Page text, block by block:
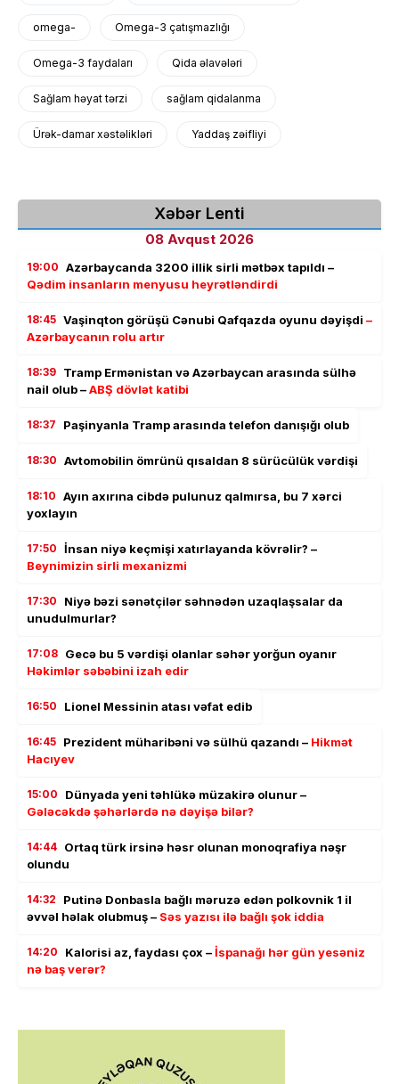
omega- Omega-3 çatışmazlığı
Omega-3 faydaları Qida əlavələri
Sağlam həyat tərzi sağlam qidalanma
Ürək-damar xəstəlikləri Yaddaş zəifliyi
Xəbər Lenti
08 Avqust 2026
19:00 Azərbaycanda 3200 illik sirli mətbəx tapıldı –
Qədim insanların menyusu heyrətləndirdi
18:45 Vaşinqton görüşü Cənubi Qafqazda oyunu dəyişdi –
Azərbaycanın rolu artır
18:39 Tramp Ermənistan və Azərbaycan arasında sülhə
nail olub –ABŞ dövlət katibi
18:37 Paşinyanla Tramp arasında telefon danışığı olub
18:30 Avtomobilin ömrünü qısaldan 8 sürücülük vərdişi
18:10 Ayın axırına cibdə pulunuz qalmırsa, bu 7 xərci
yoxlayın
17:50 İnsan niyə keçmişi xatırlayanda kövrəlir? –
Beynimizin sirli mexanizmi
17:30
Niyə bəzi sənətçilər səhnədən uzaqlaşsalar da
unudulmurlar?
17:08 Gecə bu 5 vərdişi olanlar səhər yorğun oyanır
Həkimlər səbəbini izah edir
16:50 Lionel Messinin atası vəfat edib
16:45 Prezident müharibəni və sülhü qazandı – Hikmət
Hacıyev
15:00
Dünyada yeni təhlükə müzakirə olunur –
Gələcəkdə şəhərlərdə nə dəyişə bilər?
14:44 Ortaq türk irsinə həsr olunan monoqrafiya nəşr
olundu
14:32
Putinə Donbasla bağlı məruzə edən polkovnik 1 il
əvvəl həlak olubmuş – Səs yazısı ilə bağlı şok iddia
14:20 Kalorisi az, faydası çox –İspanağı hər gün yesəniz
nə baş verər?